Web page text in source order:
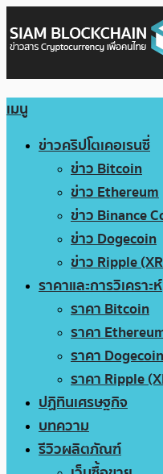
เมนู
ข่าวคริปโตเคอเรนซี่
ข่าว Bitcoin
ข่าว Ethereum
ข่าว Binance
ข่าว Dogecoin
ข่าว Ripple
ราคาและการวิเคราะห์
ราคา Bitcoin
ราคา
ราคา Dogecoin
ราคา Ripple
ปฏิทินเศรษฐกิจ
บทความ
รีวิวผลิตภัณฑ์